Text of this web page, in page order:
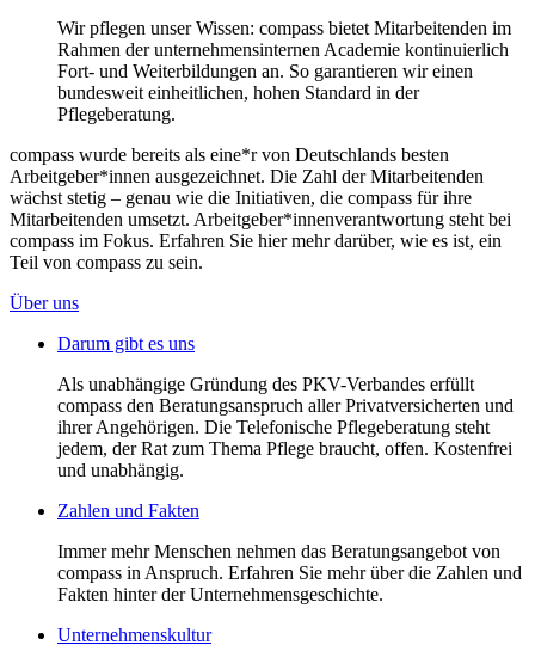
Wir pflegen unser Wissen: compass bietet Mitarbeitenden im
Rahmen der unternehmensinternen Academie kontinuierlich
Fort- und Weiterbildungen an. So garantieren wir einen
bundesweit einheitlichen, hohen Standard in der
Pflegeberatung.
compass wurde bereits als eine*r von Deutschlands besten
Arbeitgeber*innen ausgezeichnet. Die Zahl der Mitarbeitenden
wächst stetig – genau wie die Initiativen, die compass für ihre
Mitarbeitenden umsetzt. Arbeitgeber*innenverantwortung steht bei
compass im Fokus. Erfahren Sie hier mehr darüber, wie es ist, ein
Teil von compass zu sein.
Über uns
Darum gibt es uns
Als unabhängige Gründung des PKV-Verbandes erfüllt
compass den Beratungsanspruch aller Privatversicherten und
ihrer Angehörigen. Die Telefonische Pflegeberatung steht
jedem, der Rat zum Thema Pflege braucht, offen. Kostenfrei
und unabhängig.
Zahlen und Fakten
Immer mehr Menschen nehmen das Beratungsangebot von
compass in Anspruch. Erfahren Sie mehr über die Zahlen und
Fakten hinter der Unternehmensgeschichte.
Unternehmenskultur